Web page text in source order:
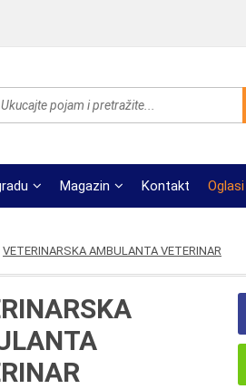
Magazin Kontakt
VETERINARSKA AMBULANTA VETERINAR